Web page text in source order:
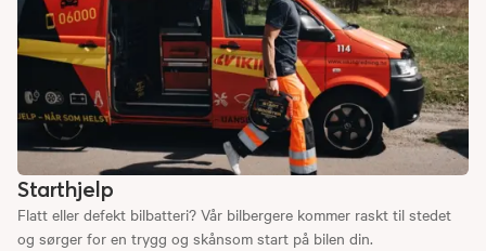
Starthjelp
Flatt eller defekt bilbatteri? Vår bilbergere kommer raskt til stedet
og sørger for en trygg og skånsom start på bilen din.